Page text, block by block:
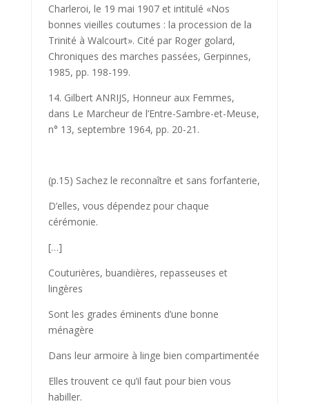
Charleroi, le 19 mai 1907 et intitulé «Nos
bonnes vieilles coutumes : la procession de la
Trinité à Walcourt». Cité par Roger golard,
Chroniques des marches passées, Gerpinnes,
1985, pp. 198-199.
14. Gilbert ANRIJS, Honneur aux Femmes,
dans Le Marcheur de l’Entre-Sambre-et-Meuse,
n° 13, septembre 1964, pp. 20-21.
(p.15) Sachez le reconnaître et sans forfanterie,
D’elles, vous dépendez pour chaque
cérémonie.
[…]
Couturières, buandières, repasseuses et
lingères
Sont les grades éminents d’une bonne
ménagère
Dans leur armoire à linge bien compartimentée
Elles trouvent ce qu’il faut pour bien vous
habiller.